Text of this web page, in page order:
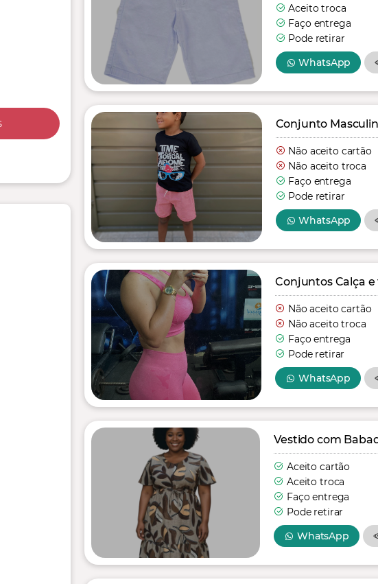
Aceito troca
Faço entrega
Pode retirar
WhatsApp
Conjunto
Não aceito cartão
Não aceito troca
Faço entrega
Pode retirar
WhatsApp
Conjuntos Calça
Não aceito cartão
Não aceito troca
Faço entrega
Pode retirar
WhatsApp
Vestido com
Aceito cartão
Aceito troca
Faço entrega
Pode retirar
WhatsApp